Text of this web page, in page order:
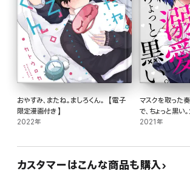
おやすみ、またね。ましろくん。【電子
限定漫画付き】
2022年
マスクを取った
で、ちょっと黒い
2021年
カスタマーはこんな商品も購入